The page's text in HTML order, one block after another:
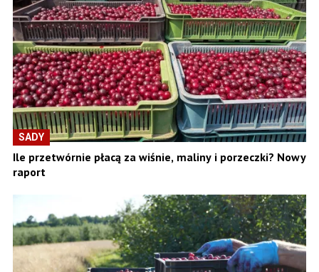
SADY
Ile przetwórnie płacą za wiśnie, maliny i porzeczki? Nowy
raport